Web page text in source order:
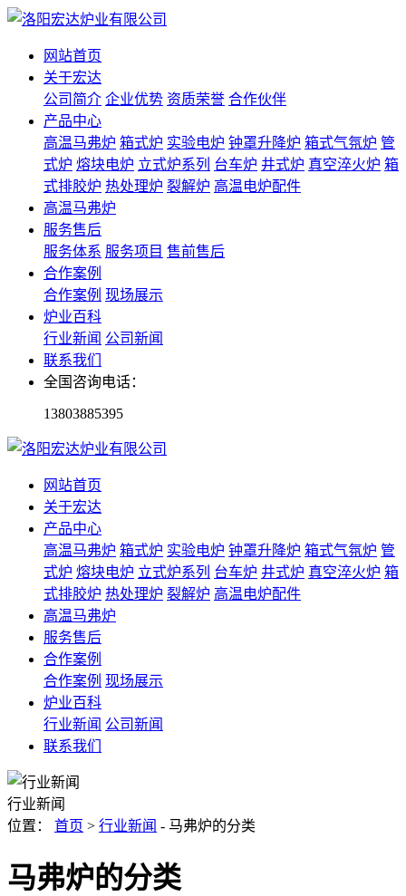
网站首页
关于宏达
公司简介 企业优势 资质荣誉 合作伙伴
产品中心
高温马弗炉 箱式炉 实验电炉 钟罩升降炉 箱式气氛炉 管
式炉 熔块电炉 立式炉系列 台车炉 井式炉 真空淬火炉 箱
式排胶炉 热处理炉 裂解炉 高温电炉配件
高温马弗炉
服务售后
服务体系 服务项目 售前售后
合作案例
合作案例 现场展示
炉业百科
行业新闻 公司新闻
联系我们
全国咨询电话：
13803885395
网站首页
关于宏达
产品中心
高温马弗炉 箱式炉 实验电炉 钟罩升降炉 箱式气氛炉 管
式炉 熔块电炉 立式炉系列 台车炉 井式炉 真空淬火炉 箱
式排胶炉 热处理炉 裂解炉 高温电炉配件
高温马弗炉
服务售后
合作案例
合作案例 现场展示
炉业百科
行业新闻 公司新闻
联系我们
行业新闻
位置：
首页 > 行业新闻 - 马弗炉的分类
马弗炉的分类